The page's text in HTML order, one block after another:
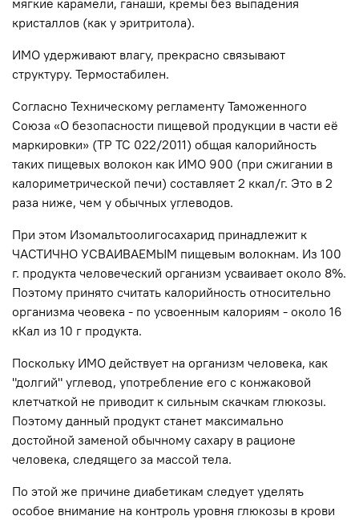
мягкие карамели, ганаши, кремы без выпадения
кристаллов (как у эритритола).
ИМО удерживают влагу, прекрасно связывают
структуру. Термостабилен.
Согласно Техническому регламенту Таможенного
Союза «О безопасности пищевой продукции в части её
маркировки» (ТР ТС 022/2011) общая калорийность
таких пищевых волокон как ИМО 900 (при сжигании в
калориметрической печи) составляет 2 ккал/г. Это в 2
раза ниже, чем у обычных углеводов.
При этом Изомальтоолигосахарид принадлежит к
ЧАСТИЧНО УСВАИВАЕМЫМ пищевым волокнам. Из 100
г. продукта человеческий организм усваивает около 8%.
Поэтому принято считать калорийность относительно
организма чеовека - по усвоенным калориям - около 16
кКал из 10 г продукта.
Поскольку ИМО действует на организм человека, как
"долгий" углевод, употребление его с конжаковой
клетчаткой не приводит к сильным скачкам глюкозы.
Поэтому данный продукт станет максимально
достойной заменой обычному сахару в рационе
человека, следящего за массой тела.
По этой же причине диабетикам следует уделять
особое внимание на контроль уровня глюкозы в крови